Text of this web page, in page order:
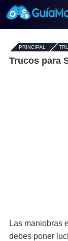
PRINCIPAL -
Trucos para
Las maniobras
debes poner